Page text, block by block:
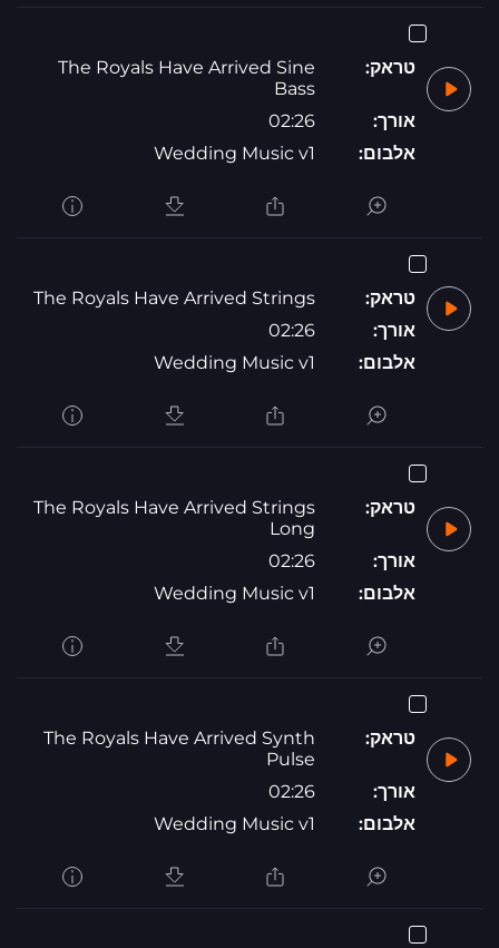
טראק:
The Royals Have Arrived Sine
Bass
אורך:
02:26
אלבום:
Wedding Music v1
טראק:
The Royals Have Arrived Strings
אורך:
02:26
אלבום:
Wedding Music v1
טראק:
The Royals Have Arrived Strings
Long
אורך:
02:26
אלבום:
Wedding Music v1
טראק:
The Royals Have Arrived Synth
Pulse
אורך:
02:26
אלבום:
Wedding Music v1